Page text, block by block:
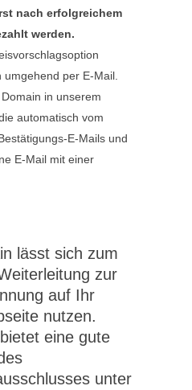
nach erfolgreichem
werden.
umgehend per E-Mail.
in unserem
automatisch vom
E-Mails und
E-Mail mit einer
lässt sich zum
zur
auf Ihr
nutzen.
eine gute
unter